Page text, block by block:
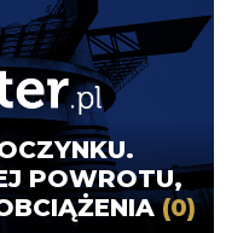
POWROTU,
(0)